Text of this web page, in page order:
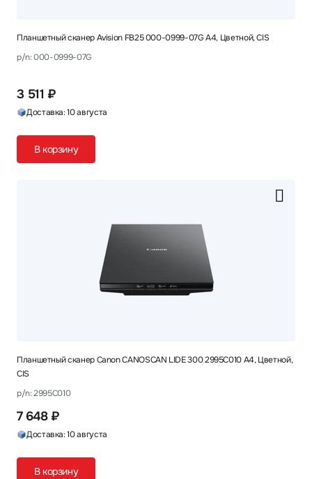
Планшетный сканер Avision FB25 000-0999-07G A4, Цветной, CIS
p/n: 000-0999-07G
3 511 ₽
Доставка: 10 августа
В корзину
Планшетный сканер Canon CANOSCAN LIDE 300 2995C010 A4, Цветной,
CIS
p/n: 2995C010
7 648 ₽
Доставка: 10 августа
В корзину